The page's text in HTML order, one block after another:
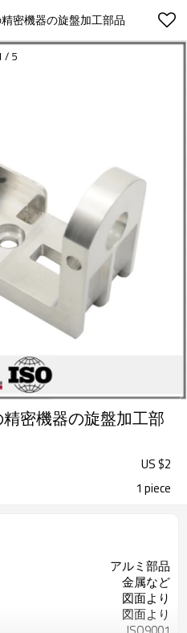
密機器の旋盤加工部品
/ 5
密機器の旋盤加工部
US $2
1 piece
アルミ部品
金属など
図面より
図面より